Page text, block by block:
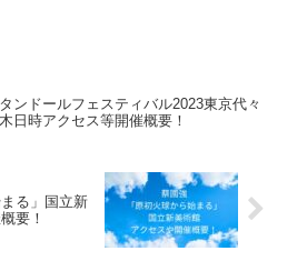
タンドールフェスティバル2023東京代々
木日時アクセス等開催概要！
る」国立新
要！